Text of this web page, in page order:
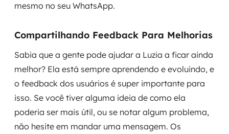
mesmo no seu WhatsApp.
Compartilhando Feedback Para Melhorias
Sabia que a gente pode ajudar a Luzia a ficar ainda
melhor? Ela está sempre aprendendo e evoluindo, e
o feedback dos usuários é super importante para
isso. Se você tiver alguma ideia de como ela
poderia ser mais útil, ou se notar algum problema,
não hesite em mandar uma mensagem. Os